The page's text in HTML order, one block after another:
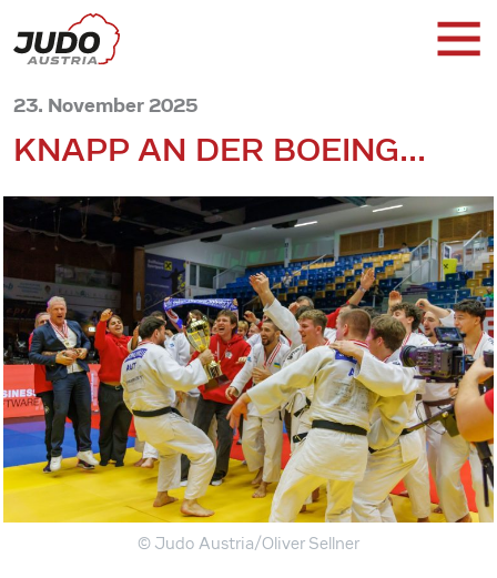
23. November 2025
KNAPP AN DER BOEING...
© Judo Austria/Oliver Sellner